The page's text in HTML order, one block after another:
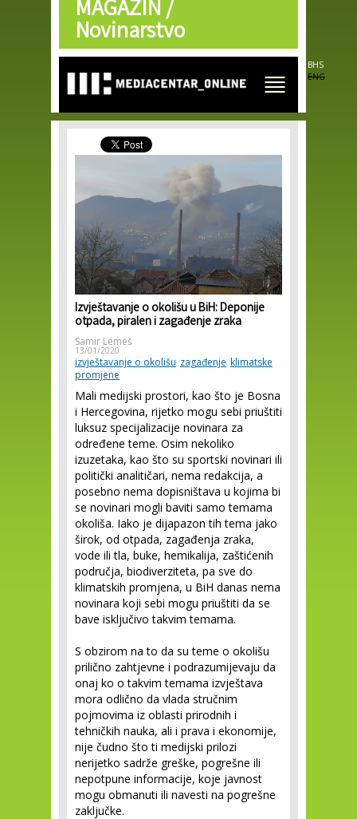
Skip to
main
content
MAGAZIN /
Novinarstvo
BHS
ENG
Izvještavanje o okolišu u BiH: Deponije
otpada, piralen i zagađenje zraka
Samir Lemeš
13/01/2020
izvještavanje o okolišu zagađenje klimatske
promjene
Mali medijski prostori, kao što je Bosna
i Hercegovina, rijetko mogu sebi priuštiti
luksuz specijalizacije novinara za
određene teme. Osim nekoliko
izuzetaka, kao što su sportski novinari ili
politički analitičari, nema redakcija, a
posebno nema dopisništava u kojima bi
se novinari mogli baviti samo temama
okoliša. Iako je dijapazon tih tema jako
širok, od otpada, zagađenja zraka,
vode ili tla, buke, hemikalija, zaštićenih
područja, biodiverziteta, pa sve do
klimatskih promjena, u BiH danas nema
novinara koji sebi mogu priuštiti da se
bave isključivo takvim temama.
S obzirom na to da su teme o okolišu
prilično zahtjevne i podrazumijevaju da
onaj ko o takvim temama izvještava
mora odlično da vlada stručnim
pojmovima iz oblasti prirodnih i
tehničkih nauka, ali i prava i ekonomije,
nije čudno što ti medijski prilozi
nerijetko sadrže greške, pogrešne ili
nepotpune informacije, koje javnost
mogu obmanuti ili navesti na pogrešne
zaključke.